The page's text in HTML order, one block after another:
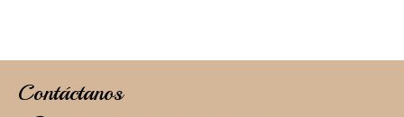
Contáctanos